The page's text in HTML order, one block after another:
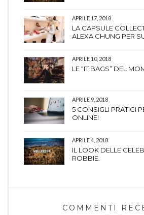
APRILE 17, 2018
LA CAPSULE
ALEXA CHUNG PER
APRILE 10, 2018
LE “IT BAGS” DEL
APRILE 9, 2018
5 CONSIGLI PRATICI
ONLINE!
APRILE 4, 2018
IL LOOK DELLE
ROBBIE.
COMMENTI